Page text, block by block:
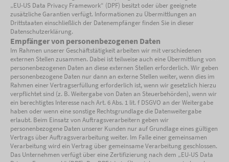
„EU-US Data Privacy Framework“ (DPF) besitzt oder über geeignete
zusätzliche Garantien verfügt. Informationen zu Übermittlungen an
Drittstaaten einschließlich der Datenempfänger finden Sie in dieser
Datenschutzerklärung.
Empfänger von personenbezogenen Daten
Im Rahmen unserer Geschäftstätigkeit arbeiten wir mit verschiedenen
externen Stellen zusammen. Dabei ist teilweise auch eine Übermittlung von
personenbezogenen Daten an diese externen Stellen erforderlich. Wir geben
personenbezogene Daten nur dann an externe Stellen weiter, wenn dies im
Rahmen einer Vertragserfüllung erforderlich ist, wenn wir gesetzlich hierzu
verpflichtet sind (z. B. Weitergabe von Daten an Steuerbehörden), wenn wir
ein berechtigtes Interesse nach Art. 6 Abs. 1 lit. f DSGVO an der Weitergabe
haben oder wenn eine sonstige Rechtsgrundlage die Datenweitergabe
erlaubt. Beim Einsatz von Auftragsverarbeitern geben wir
personenbezogene Daten unserer Kunden nur auf Grundlage eines gültigen
Vertrags über Auftragsverarbeitung weiter. Im Falle einer gemeinsamen
Verarbeitung wird ein Vertrag über gemeinsame Verarbeitung geschlossen.
Das Unternehmen verfügt über eine Zertifizierung nach dem „EU-US Data